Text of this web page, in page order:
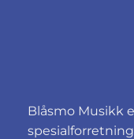
Blåsmo Musikk